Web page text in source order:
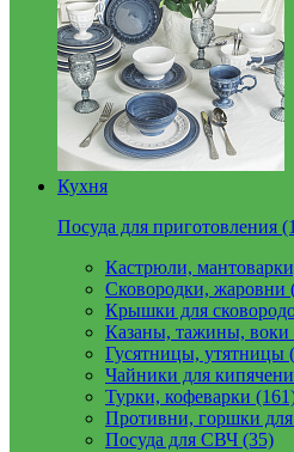
Кухня
Посуда для приготовления
Кастрюли,
Сковородки, жаровни
Крышки для
Казаны, тажины, воки
Гусятницы, утятницы
Чайники для
Турки, кофеварки
Противни, горшки для
Посуда для СВЧ (35)